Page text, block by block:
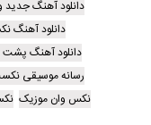
دانلود آهنگ جدید
دانلود آهنگ
دانلود آهنگ پشت
رسانه موسیقی
نکس وان موزیک